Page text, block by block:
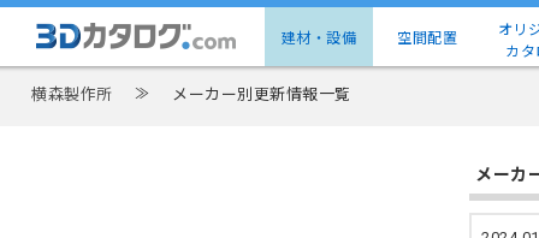
建材・設備 空間配置
オリ
カタ
横森製作所 ≫ メーカー別更新情報一覧
メーカ